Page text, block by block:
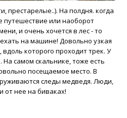
престарелые..). На полдня. когда
путешествие или наоборот
и очень хочется в лес - то
на машине! Довольно узкая
которого проходит трек. У
самом скальнике, тоже есть
посещаемое место. В
следы медведя. Люди,
от нее на биваках!